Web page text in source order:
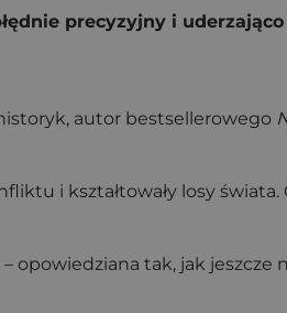
precyzyjny i
autor bestsellerowego
i kształtowały losy świata.
opowiedziana tak, jak jeszcze